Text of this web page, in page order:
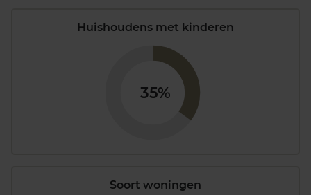
Huishoudens met kinderen
35%
Soort woningen